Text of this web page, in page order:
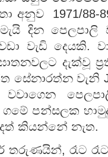
අනුව 1971/88-
දින පෙලපාලි
වැඩි දෙයකි.
දැක්වූ
සේනාරත්න
පන්සලක
කියන්නේ නැත.
තරුණයින්, රෑට